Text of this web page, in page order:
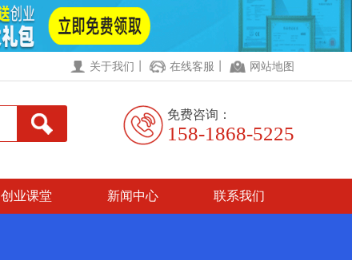
关于我们 在线客服 网站地图
免费咨询：
158-1868-5225
创业课堂 新闻中心 联系我们